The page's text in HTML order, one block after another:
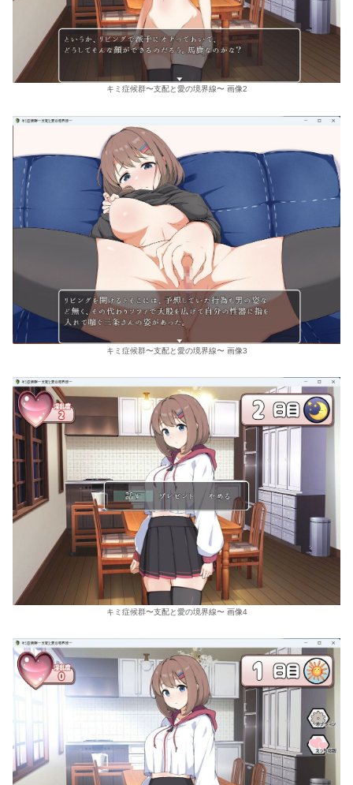
キミ症候群〜支配と愛の境界線〜 画像2
キミ症候群〜支配と愛の境界線〜 画像3
キミ症候群〜支配と愛の境界線〜 画像4